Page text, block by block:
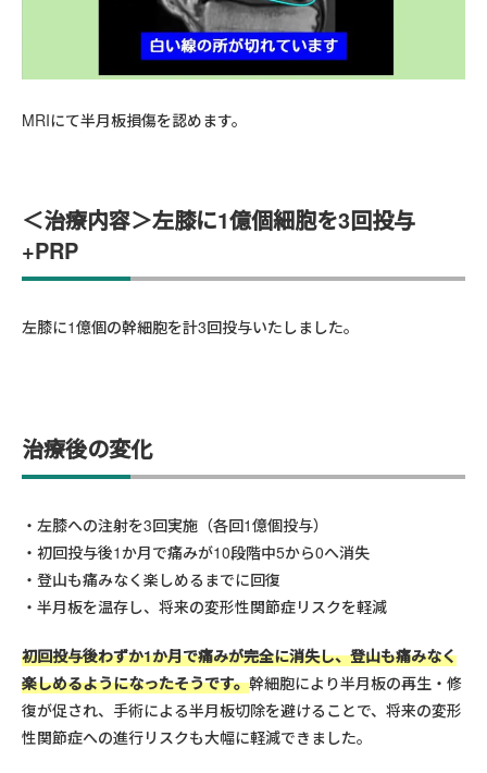
MRIにて半月板損傷を認めます。
＜治療内容＞左膝に1億個細胞を3回投与
+PRP
左膝に1億個の幹細胞を計3回投与いたしました。
治療後の変化
左膝への注射を3回実施（各回1億個投与）
初回投与後1か月で痛みが10段階中5から0へ消失
登山も痛みなく楽しめるまでに回復
半月板を温存し、将来の変形性関節症リスクを軽減
初回投与後わずか1か月で痛みが完全に消失し、登山も痛みなく
楽しめるようになったそうです。幹細胞により半月板の再生・修
復が促され、手術による半月板切除を避けることで、将来の変形
性関節症への進行リスクも大幅に軽減できました。